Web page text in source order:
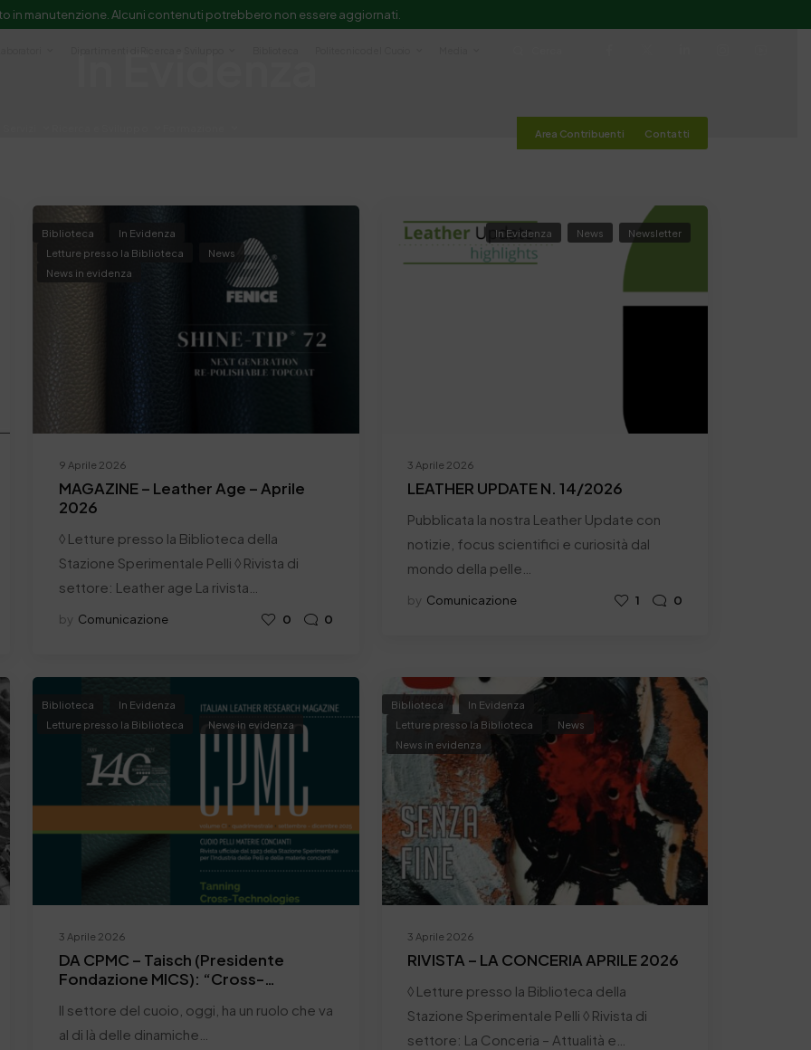
in manutenzione. Alcuni contenuti potrebbero non essere aggiornati.
Area Contribuenti Contatti
9 Aprile 2026
Biblioteca
In Evidenza
Letture presso la Biblioteca
News
News in evidenza
MAGAZINE – Leather Age – Aprile
2026
◊ Letture presso la Biblioteca della
Stazione Sperimentale Pelli ◊ Rivista di
settore: Leather age La rivista…
by Comunicazione 0 0
3 Aprile 2026
In Evidenza News Newsletter
LEATHER UPDATE N. 14/2026
Pubblicata la nostra Leather Update con
notizie, focus scientifici e curiosità dal
mondo della pelle…
by Comunicazione 1 0
3 Aprile 2026
Biblioteca
In Evidenza
Letture presso la Biblioteca
News in evidenza
DA CPMC – Taisch (Presidente
Fondazione MICS): “Cross-
banco di prova del nuovo Made in
Italy”
Il settore del cuoio, oggi, ha un ruolo che va
al di là delle dinamiche…
3 Aprile 2026
Biblioteca
In Evidenza
Letture presso la Biblioteca
News
News in evidenza
RIVISTA – LA CONCERIA APRILE 2026
◊ Letture presso la Biblioteca della
Stazione Sperimentale Pelli ◊ Rivista di
settore: La Conceria – Attualità e…